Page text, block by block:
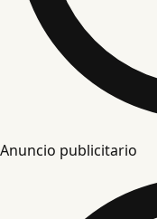
Anuncio publicitario